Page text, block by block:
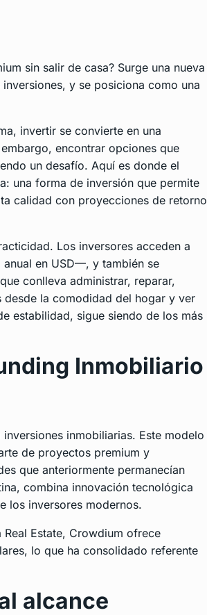
sin salir de casa? Surge una nueva
y se posiciona como una
invertir se convierte en una
encontrar opciones que
un desafío. Aquí es donde el
una forma de inversión que permite
calidad con proyecciones de retorno
Los inversores acceden a
en USD—, y también se
conlleva administrar, reparar,
desde la comodidad del hogar y ver
estabilidad, sigue siendo de los más
Inmobiliario
inmobiliarias. Este modelo
de proyectos premium y
que anteriormente permanecían
combina innovación tecnológica
los inversores modernos.
Estate, Crowdium ofrece
lo que ha consolidado referente
alcance